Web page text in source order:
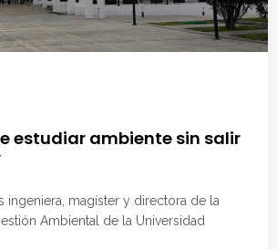
estudiar ambiente sin salir
ingeniera, magíster y directora de la
Ambiental de la Universidad